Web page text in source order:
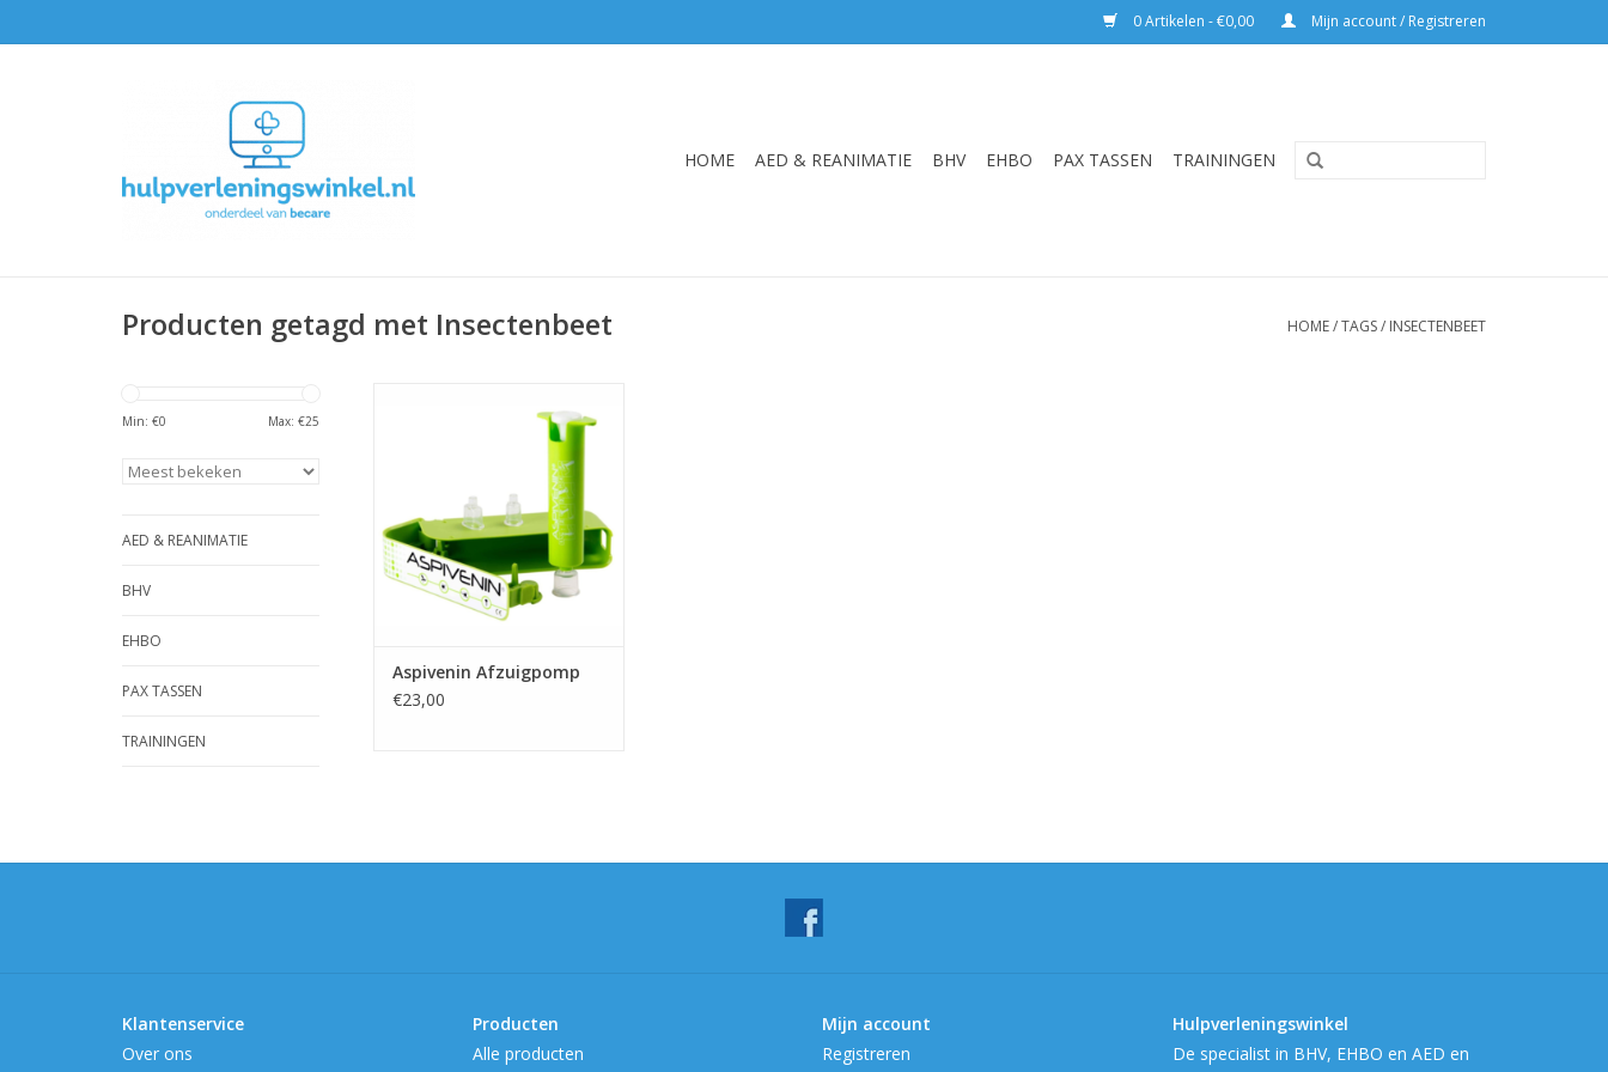
0 Artikelen - €0,00 Mijn account / Registreren
HOME AED & REANIMATIE BHV EHBO PAX TASSEN TRAININGEN
Producten getagd met Insectenbeet HOME/TAGS/ INSECTENBEET
Min: €0 Max: €25
AED & REANIMATIE
BHV
EHBO
PAX TASSEN
TRAININGEN
TOEVOEGEN AAN WINKELWAGEN
Aspivenin Afzuigpomp
€23,00
Klantenservice
Over ons
Producten
Alle producten
Mijn account
Registreren
Hulpverleningswinkel
De specialist in BHV, EHBO en AED en